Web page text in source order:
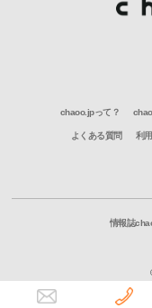
chaoo.jpって？
よくある質問 利
情報誌